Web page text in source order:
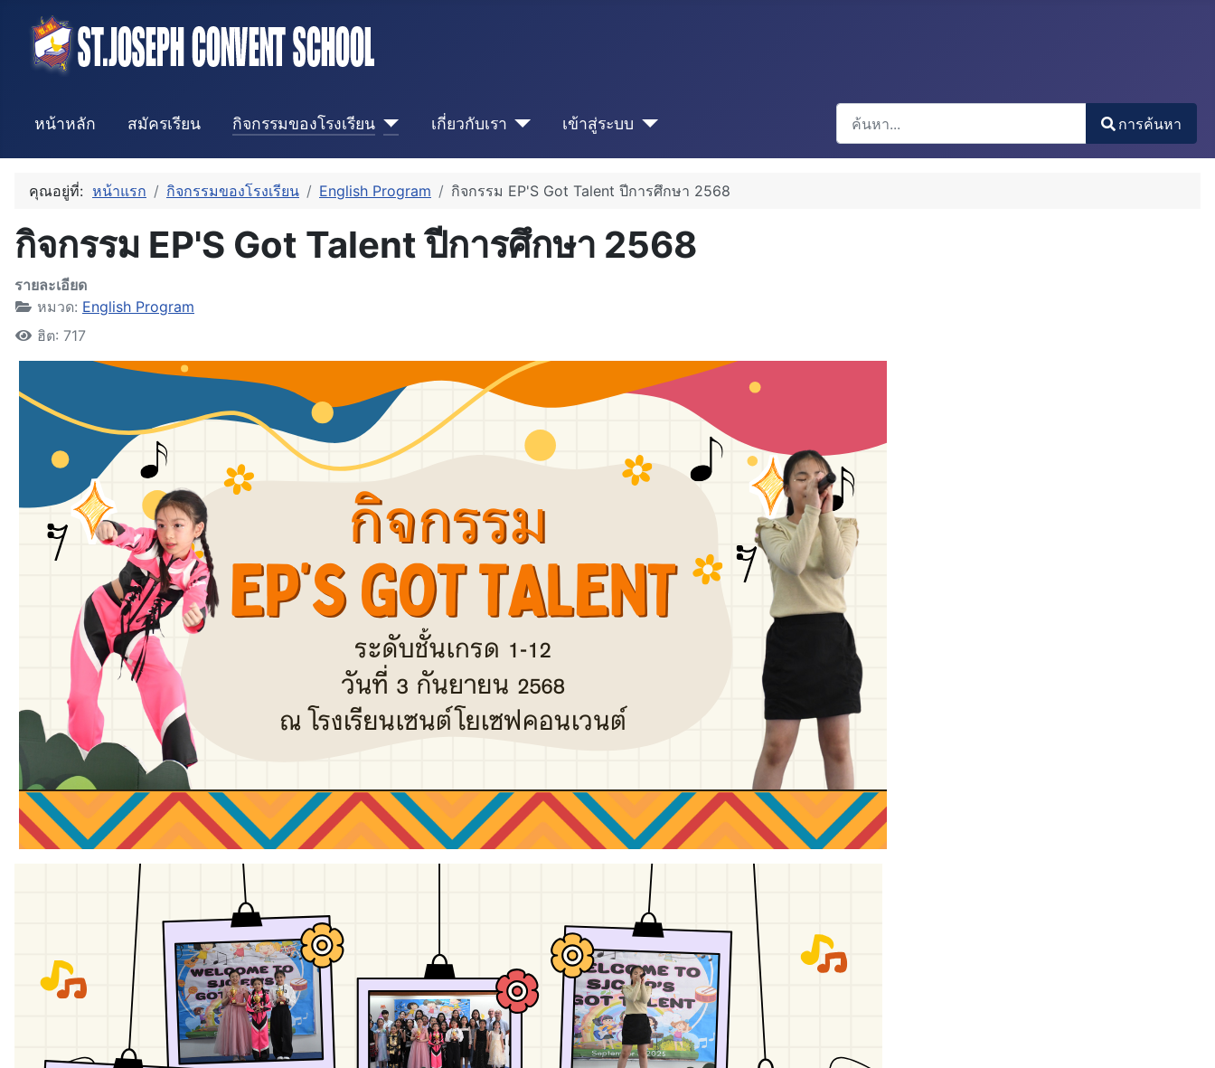
หน้าหลัก สมัครเรียน กิจกรรมของโรงเรียน เกี่ยวกับเรา เข้าสู่ระบบ
การค้นหา
Type 2 or more characters for results.
การค้นหา
คุณอยู่ที่: หน้าแรก กิจกรรมของโรงเรียน English Program กิจกรรม EP'S Got Talent ปีการศึกษา 2568
กิจกรรม EP'S Got Talent ปีการศึกษา 2568
รายละเอียด
หมวด: English Program
ฮิต: 717